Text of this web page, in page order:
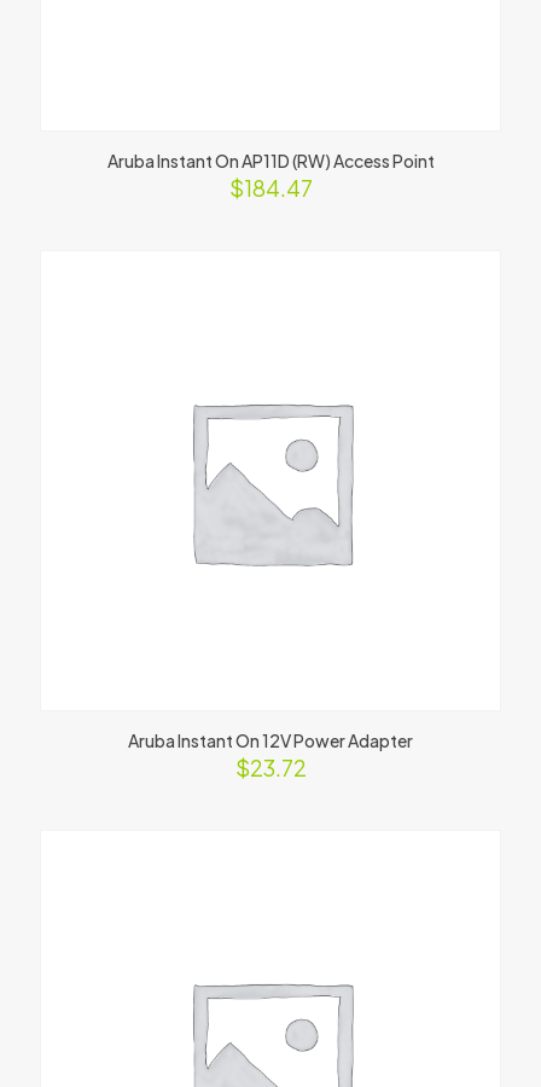
Aruba Instant On AP11D (RW) Access Point
$184.47
Aruba Instant On 12V Power Adapter
$23.72